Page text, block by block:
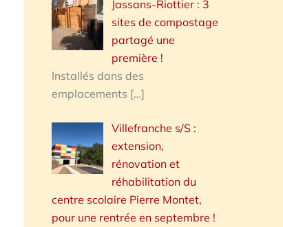
Jassans-Riottier : 3
sites de compostage
partagé une
première !
Installés dans des
emplacements […]
Villefranche s/S :
extension,
rénovation et
réhabilitation du
centre scolaire Pierre Montet,
pour une rentrée en septembre !